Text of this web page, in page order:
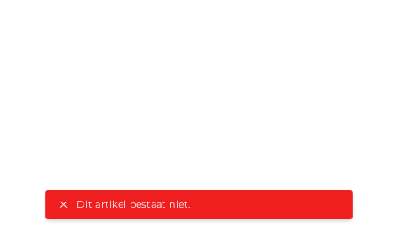
Dit artikel bestaat niet.